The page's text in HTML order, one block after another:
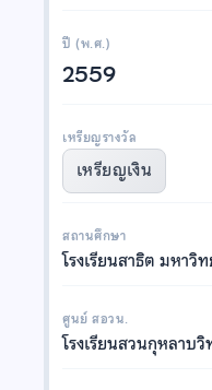
ปี (พ.ศ.)
2559
เหรียญรางวัล
เหรียญเงิน
สถานศึกษา
โรงเรียนสาธิต มหา
ศูนย์ สอวน.
โรงเรียนสวนกุหลาบ